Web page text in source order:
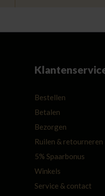
Bestellen
Betalen
Bezorgen
Ruilen & retourneren
5% Spaarbonus
Winkels
Service & contact